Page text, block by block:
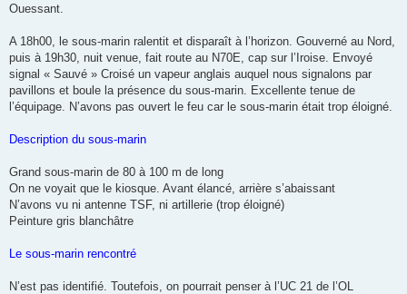
Ouessant.
A 18h00, le sous-marin ralentit et disparaît à l’horizon. Gouverné au Nord,
puis à 19h30, nuit venue, fait route au N70E, cap sur l’Iroise. Envoyé
signal « Sauvé » Croisé un vapeur anglais auquel nous signalons par
pavillons et boule la présence du sous-marin. Excellente tenue de
l’équipage. N’avons pas ouvert le feu car le sous-marin était trop éloigné.
Description du sous-marin
Grand sous-marin de 80 à 100 m de long
On ne voyait que le kiosque. Avant élancé, arrière s’abaissant
N’avons vu ni antenne TSF, ni artillerie (trop éloigné)
Peinture gris blanchâtre
Le sous-marin rencontré
N’est pas identifié. Toutefois, on pourrait penser à l’UC 21 de l’OL